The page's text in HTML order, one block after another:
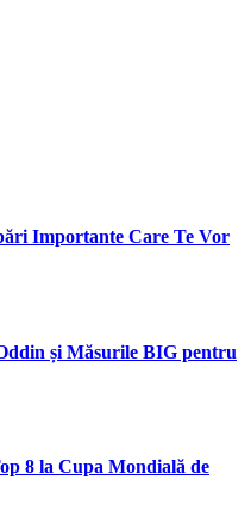
Importante Care Te Vor
și Măsurile BIG pentru
8 la Cupa Mondială de